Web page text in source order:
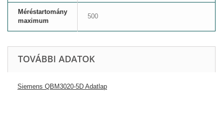
Méréstartomány
maximum
500
TOVÁBBI ADATOK
Siemens QBM3020-5D Adatlap